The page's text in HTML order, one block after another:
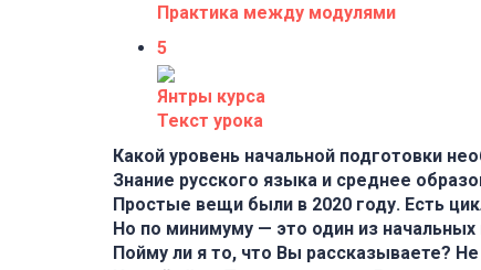
Практика между модулями
5
Янтры курса
Текст урока
Какой уровень начальной подготовки
Знание русского языка и среднее
Простые вещи были в 2020 году. Есть
Но по минимуму — это один из
Пойму ли я то, что Вы рассказываете?